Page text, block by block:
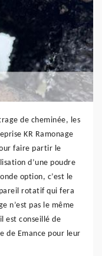
de cheminée, les
KR Ramonage
faire partir le
d’une poudre
option, c’est le
rotatif qui fera
n’est pas le même
est conseillé de
de Emance pour leur